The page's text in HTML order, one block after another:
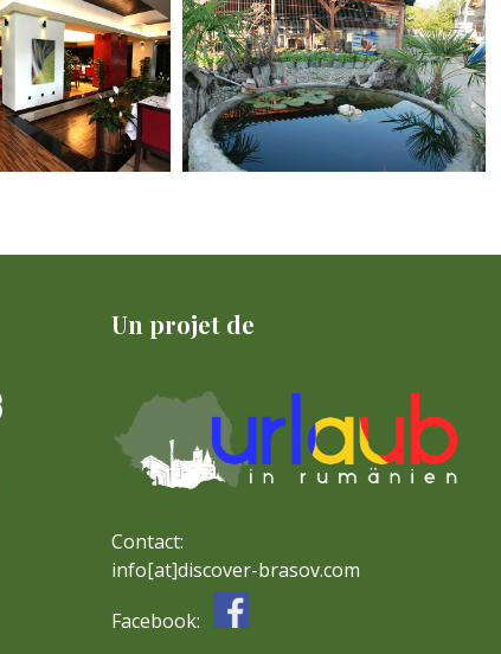
Un projet de
Contact:
info[at]discover-brasov.com
Facebook: